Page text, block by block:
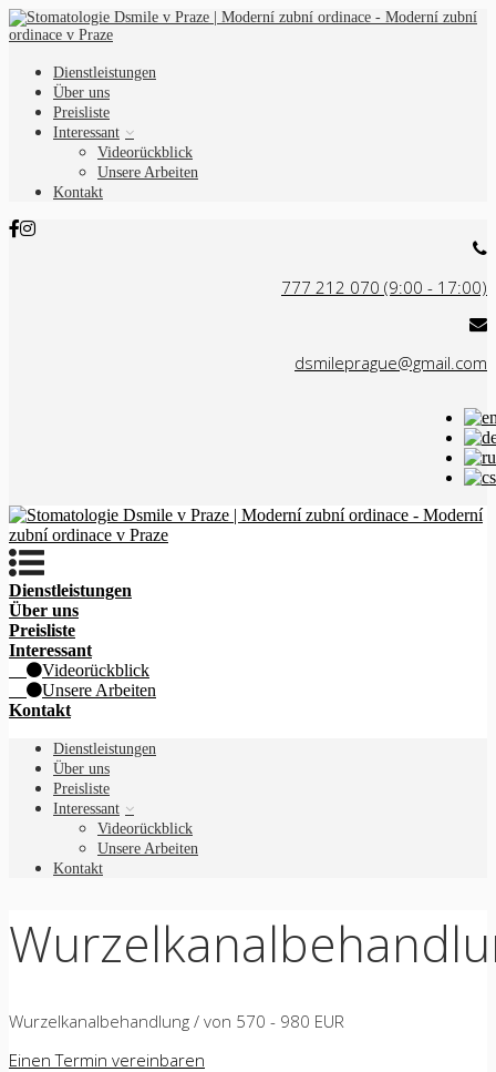
Dienstleistungen
Über uns
Preisliste
Interessant
Videorückblick
Unsere Arbeiten
Kontakt
777 212 070 (9:00 - 17:00)
dsmileprague@gmail.com
Dienstleistungen
Über uns
Preisliste
Interessant
Videorückblick
Unsere Arbeiten
Kontakt
Dienstleistungen
Über uns
Preisliste
Interessant
Videorückblick
Unsere Arbeiten
Kontakt
Wurzelkanalbehandlung / von 570 - 980 EUR
Einen Termin vereinbaren